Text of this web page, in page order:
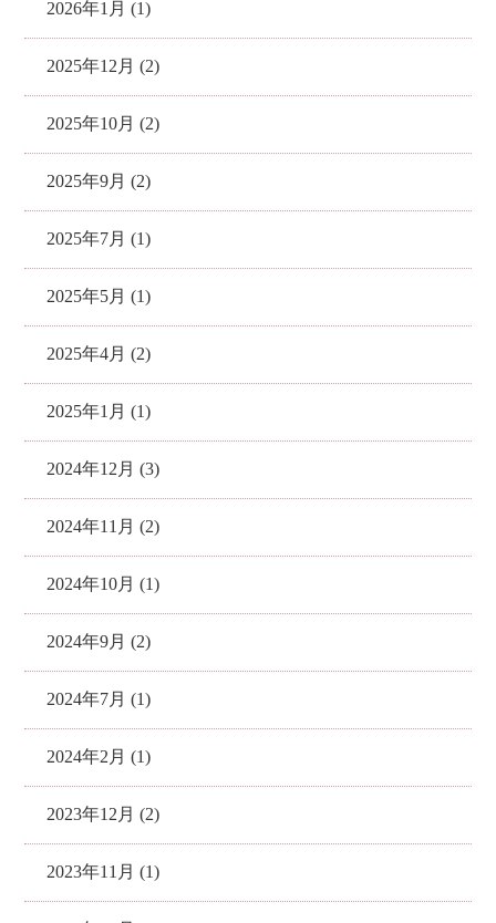
2026年1月 (1)
2025年12月 (2)
2025年10月 (2)
2025年9月 (2)
2025年7月 (1)
2025年5月 (1)
2025年4月 (2)
2025年1月 (1)
2024年12月 (3)
2024年11月 (2)
2024年10月 (1)
2024年9月 (2)
2024年7月 (1)
2024年2月 (1)
2023年12月 (2)
2023年11月 (1)